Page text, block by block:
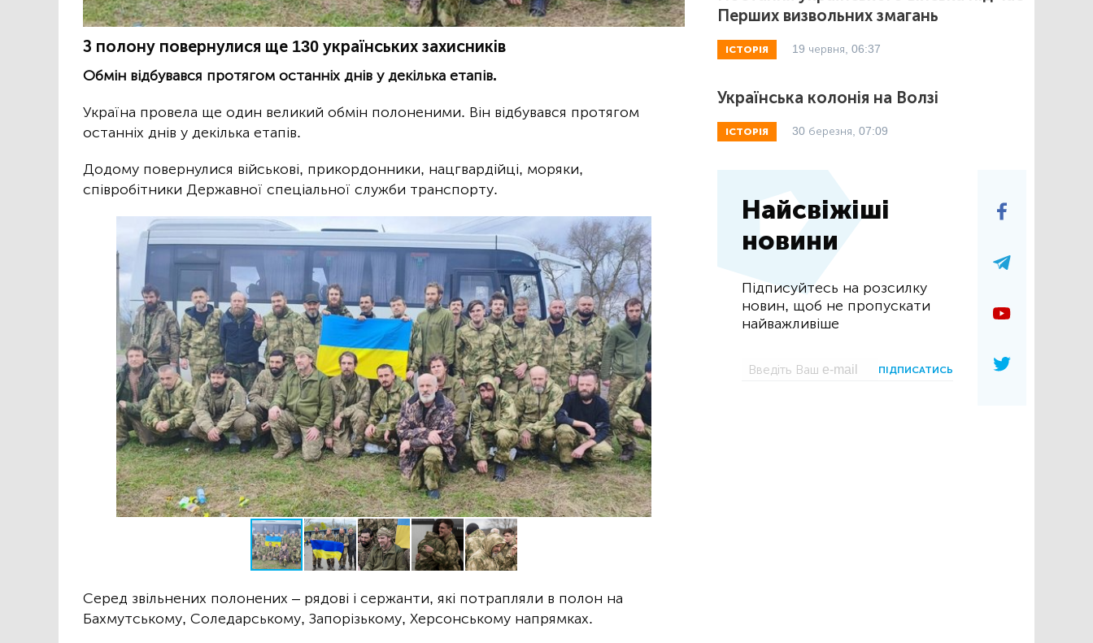
З полону повернулися ще 130 українських захисників
Обмін відбувався протягом останніх днів у декілька етапів.
Україна провела ще один великий обмін полоненими. Він відбувався протягом
останніх днів у декілька етапів.
Додому повернулися військові, прикордонники, нацгвардійці, моряки,
співробітники Державної спеціальної служби транспорту.
Серед звільнених полонених – рядові і сержанти, які потрапляли в полон на
Бахмутському, Соледарському, Запорізькому, Херсонському напрямках.
Перших визвольних змагань
ІСТОРІЯ 19 червня, 06:37
Українська колонія на Волзі
ІСТОРІЯ 30 березня, 07:09
Найсвіжіші
новини
Підписуйтесь на розсилку
новин, щоб не пропускати
найважливіше
ПІДПИСАТИСЬ